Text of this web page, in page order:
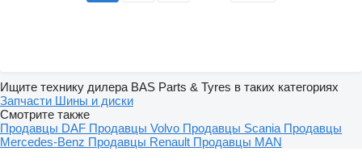
Ищите технику дилера BAS Parts & Tyres в таких категориях
Запчасти Шины и диски
Смотрите также
Продавцы DAF Продавцы Volvo Продавцы Scania Продавцы
Mercedes-Benz Продавцы Renault Продавцы MAN